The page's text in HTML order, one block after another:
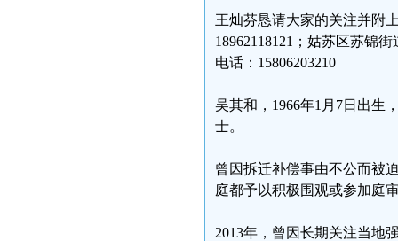
王灿芬恳请大家的关注并附
18962118121；姑苏区苏锦
电话：15806203210
吴其和，1966年1月7日出生
士。
曾因拆迁补偿事由不公而被
庭都予以积极围观或参加庭
2013年，曾因长期关注当地